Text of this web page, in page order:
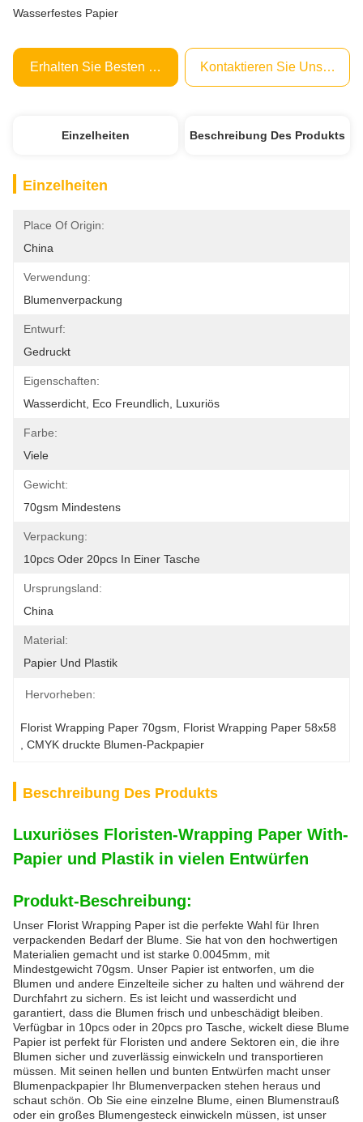
Wasserfestes Papier
Erhalten Sie Besten Preis Kontaktieren Sie Uns Jetzt
Einzelheiten Beschreibung Des Produkts
Einzelheiten
Place Of Origin:
China
Verwendung:
Blumenverpackung
Entwurf:
Gedruckt
Eigenschaften:
Wasserdicht, Eco Freundlich, Luxuriös
Farbe:
Viele
Gewicht:
70gsm Mindestens
Verpackung:
10pcs Oder 20pcs In Einer Tasche
Ursprungsland:
China
Material:
Papier Und Plastik
Hervorheben:
Florist Wrapping Paper 70gsm
Florist Wrapping Paper 58x58
CMYK druckte Blumen-Packpapier
Beschreibung Des Produkts
Luxuriöses Floristen-Wrapping Paper With-
Papier und Plastik in vielen Entwürfen
Produkt-Beschreibung:
Unser Florist Wrapping Paper ist die perfekte Wahl für Ihren
verpackenden Bedarf der Blume. Sie hat von den hochwertigen
Materialien gemacht und ist starke 0.0045mm, mit
Mindestgewicht 70gsm. Unser Papier ist entworfen, um die
Blumen und andere Einzelteile sicher zu halten und während der
Durchfahrt zu sichern. Es ist leicht und wasserdicht und
garantiert, dass die Blumen frisch und unbeschädigt bleiben.
Verfügbar in 10pcs oder in 20pcs pro Tasche, wickelt diese Blume
Papier ist perfekt für Floristen und andere Sektoren ein, die ihre
Blumen sicher und zuverlässig einwickeln und transportieren
müssen. Mit seinen hellen und bunten Entwürfen macht unser
Blumenpackpapier Ihr Blumenverpacken stehen heraus und
schaut schön. Ob Sie eine einzelne Blume, einen Blumenstrauß
oder ein großes Blumengesteck einwickeln müssen, ist unser